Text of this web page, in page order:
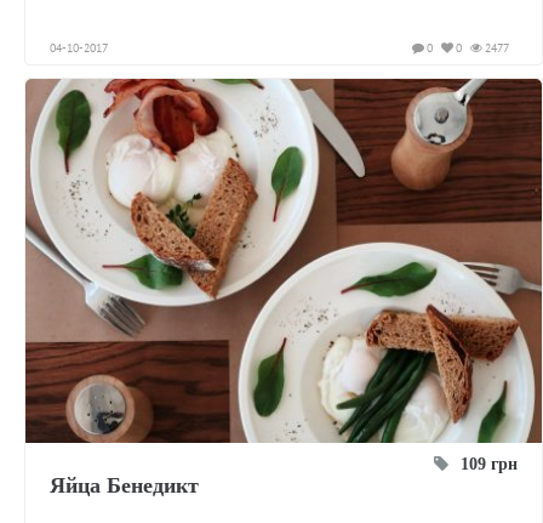
04-10-2017 2477
0
0
109 грн
Яйца Бенедикт